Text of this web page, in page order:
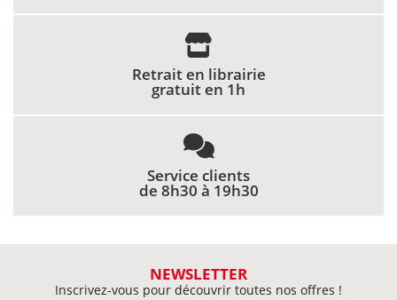
Retrait en librairie
gratuit en 1h
Service clients
de 8h30 à 19h30
NEWSLETTER
Inscrivez-vous pour découvrir toutes nos offres !